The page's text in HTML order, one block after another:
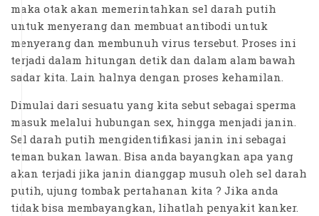
maka otak akan memerintahkan sel darah putih
untuk menyerang dan membuat antibodi untuk
menyerang dan membunuh virus tersebut. Proses ini
terjadi dalam hitungan detik dan dalam alam bawah
sadar kita. Lain halnya dengan proses kehamilan.
Dimulai dari sesuatu yang kita sebut sebagai sperma
masuk melalui hubungan sex, hingga menjadi janin.
Sel darah putih mengidentifikasi janin ini sebagai
teman bukan lawan. Bisa anda bayangkan apa yang
akan terjadi jika janin dianggap musuh oleh sel darah
putih, ujung tombak pertahanan kita ? Jika anda
tidak bisa membayangkan, lihatlah penyakit kanker.